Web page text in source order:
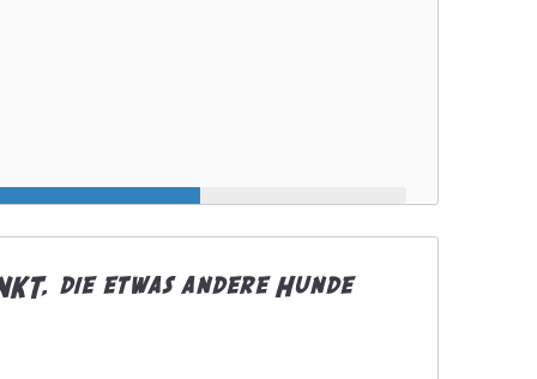
die etwas andere Hunde